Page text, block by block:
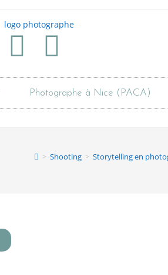
Photographe à Nice (PACA)
> Shooting > Storytelling en